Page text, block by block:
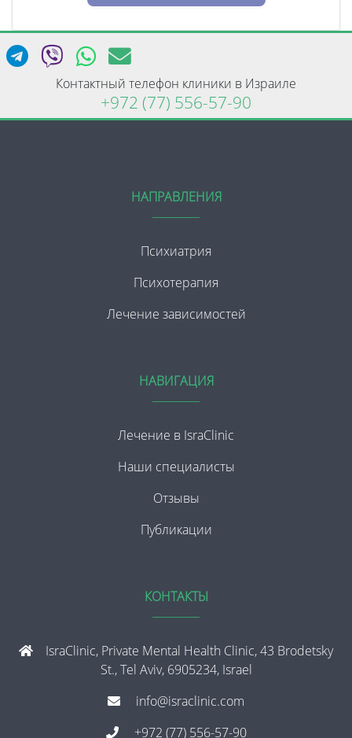
Контактный телефон клиники в Израиле
+972 (77) 556-57-90
НАПРАВЛЕНИЯ
Психиатрия
Психотерапия
Лечение зависимостей
НАВИГАЦИЯ
Лечение в IsraClinic
Наши специалисты
Отзывы
Публикации
КОНТАКТЫ
IsraClinic, Private Mental Health Clinic, 43 Brodetsky
St., Tel Aviv, 6905234, Israel
info@israclinic.com
+972 (77) 556-57-90